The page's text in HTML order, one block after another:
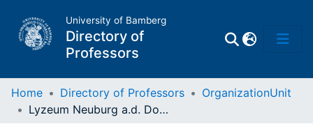
University of Bamberg
Directory of
Professors
Home Directory of Professors
OrganizationUnit
Lyzeum Neuburg a.d. Donau